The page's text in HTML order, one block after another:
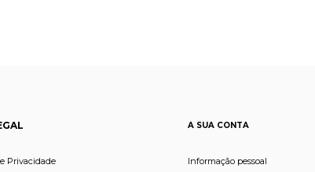
Privacidade
A SUA CONTA
Informação pessoal